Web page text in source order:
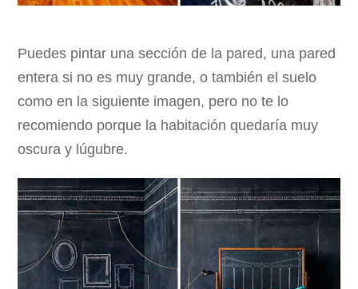
Puedes pintar una sección de la pared, una pared
entera si no es muy grande, o también el suelo
como en la siguiente imagen, pero no te lo
recomiendo porque la habitación quedaría muy
oscura y lúgubre.